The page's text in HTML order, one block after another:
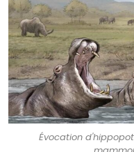
Évocation